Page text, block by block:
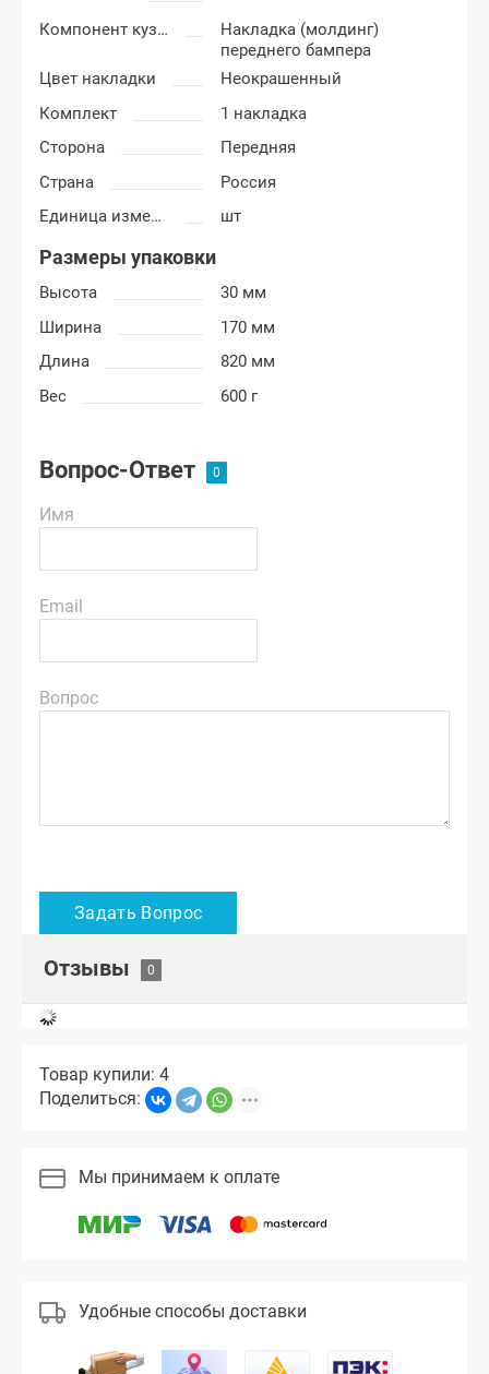
Компонент кузова
Накладка (молдинг)
переднего бампера
Цвет накладки
Неокрашенный
Комплект
1 накладка
Сторона
Передняя
Страна
Россия
Единица измерения
шт
Размеры упаковки
Высота
30 мм
Ширина
170 мм
Длина
820 мм
Вес
600 г
Вопрос-Ответ
Имя
Email
Вопрос
Отзывы
Товар купили: 4
Поделиться:
Мы принимаем к оплате
Удобные способы доставки